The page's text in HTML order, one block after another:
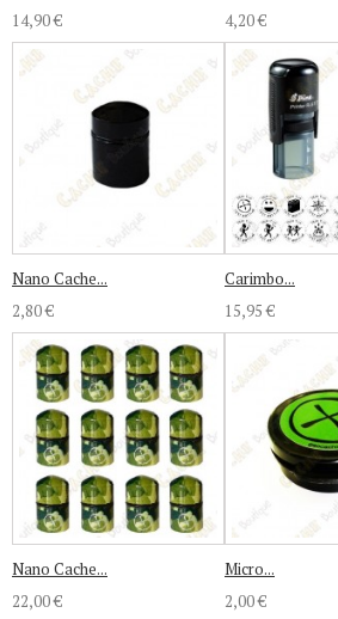
14,90 €
4,20 €
Nano Cache...
2,80 €
Carimbo...
15,95 €
Nano Cache...
22,00 €
Micro...
2,00 €